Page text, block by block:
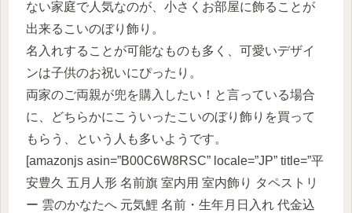
ない家庭で人気なのが、小さくお部屋に飾ることが
出来るこいのぼり飾り。
名入れすることが可能なものも多く、可愛いデザイ
ンは子供のお祝いにぴったり。
両家のご両親が兜を購入したい！と言っている場合
に、どちらかにこういったこいのぼり飾りを買って
もらう、という人も多いようです。
[amazonjs asin=”B00C6W8RSC” locale=”JP” title=”平
安豊久 五月人形 名前旗 室内用 室内飾り タペストリ
ー 雲のかなたへ 元気鯉 名前・生年月日入れ 代金込